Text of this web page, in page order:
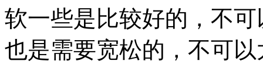
软一些是比较好的，不
也是需要宽松的，不可